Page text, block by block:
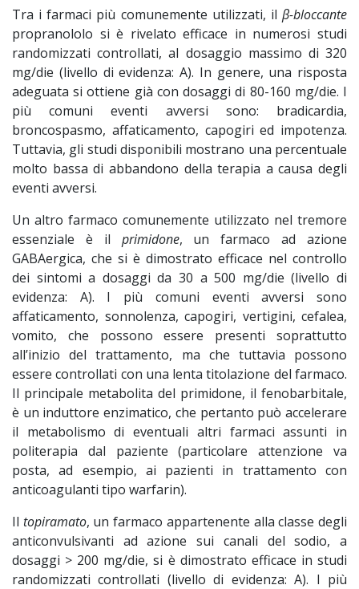
Tra i farmaci più comunemente utilizzati, il β-bloccante
propranololo si è rivelato efficace in numerosi studi
randomizzati controllati, al dosaggio massimo di 320
mg/die (livello di evidenza: A). In genere, una risposta
adeguata si ottiene già con dosaggi di 80-160 mg/die. I
più comuni eventi avversi sono: bradicardia,
broncospasmo, affaticamento, capogiri ed impotenza.
Tuttavia, gli studi disponibili mostrano una percentuale
molto bassa di abbandono della terapia a causa degli
eventi avversi.
Un altro farmaco comunemente utilizzato nel tremore
essenziale è il primidone, un farmaco ad azione
GABAergica, che si è dimostrato efficace nel controllo
dei sintomi a dosaggi da 30 a 500 mg/die (livello di
evidenza: A). I più comuni eventi avversi sono
affaticamento, sonnolenza, capogiri, vertigini, cefalea,
vomito, che possono essere presenti soprattutto
all’inizio del trattamento, ma che tuttavia possono
essere controllati con una lenta titolazione del farmaco.
Il principale metabolita del primidone, il fenobarbitale,
è un induttore enzimatico, che pertanto può accelerare
il metabolismo di eventuali altri farmaci assunti in
politerapia dal paziente (particolare attenzione va
posta, ad esempio, ai pazienti in trattamento con
anticoagulanti tipo warfarin).
Il topiramato, un farmaco appartenente alla classe degli
anticonvulsivanti ad azione sui canali del sodio, a
dosaggi > 200 mg/die, si è dimostrato efficace in studi
randomizzati controllati (livello di evidenza: A). I più